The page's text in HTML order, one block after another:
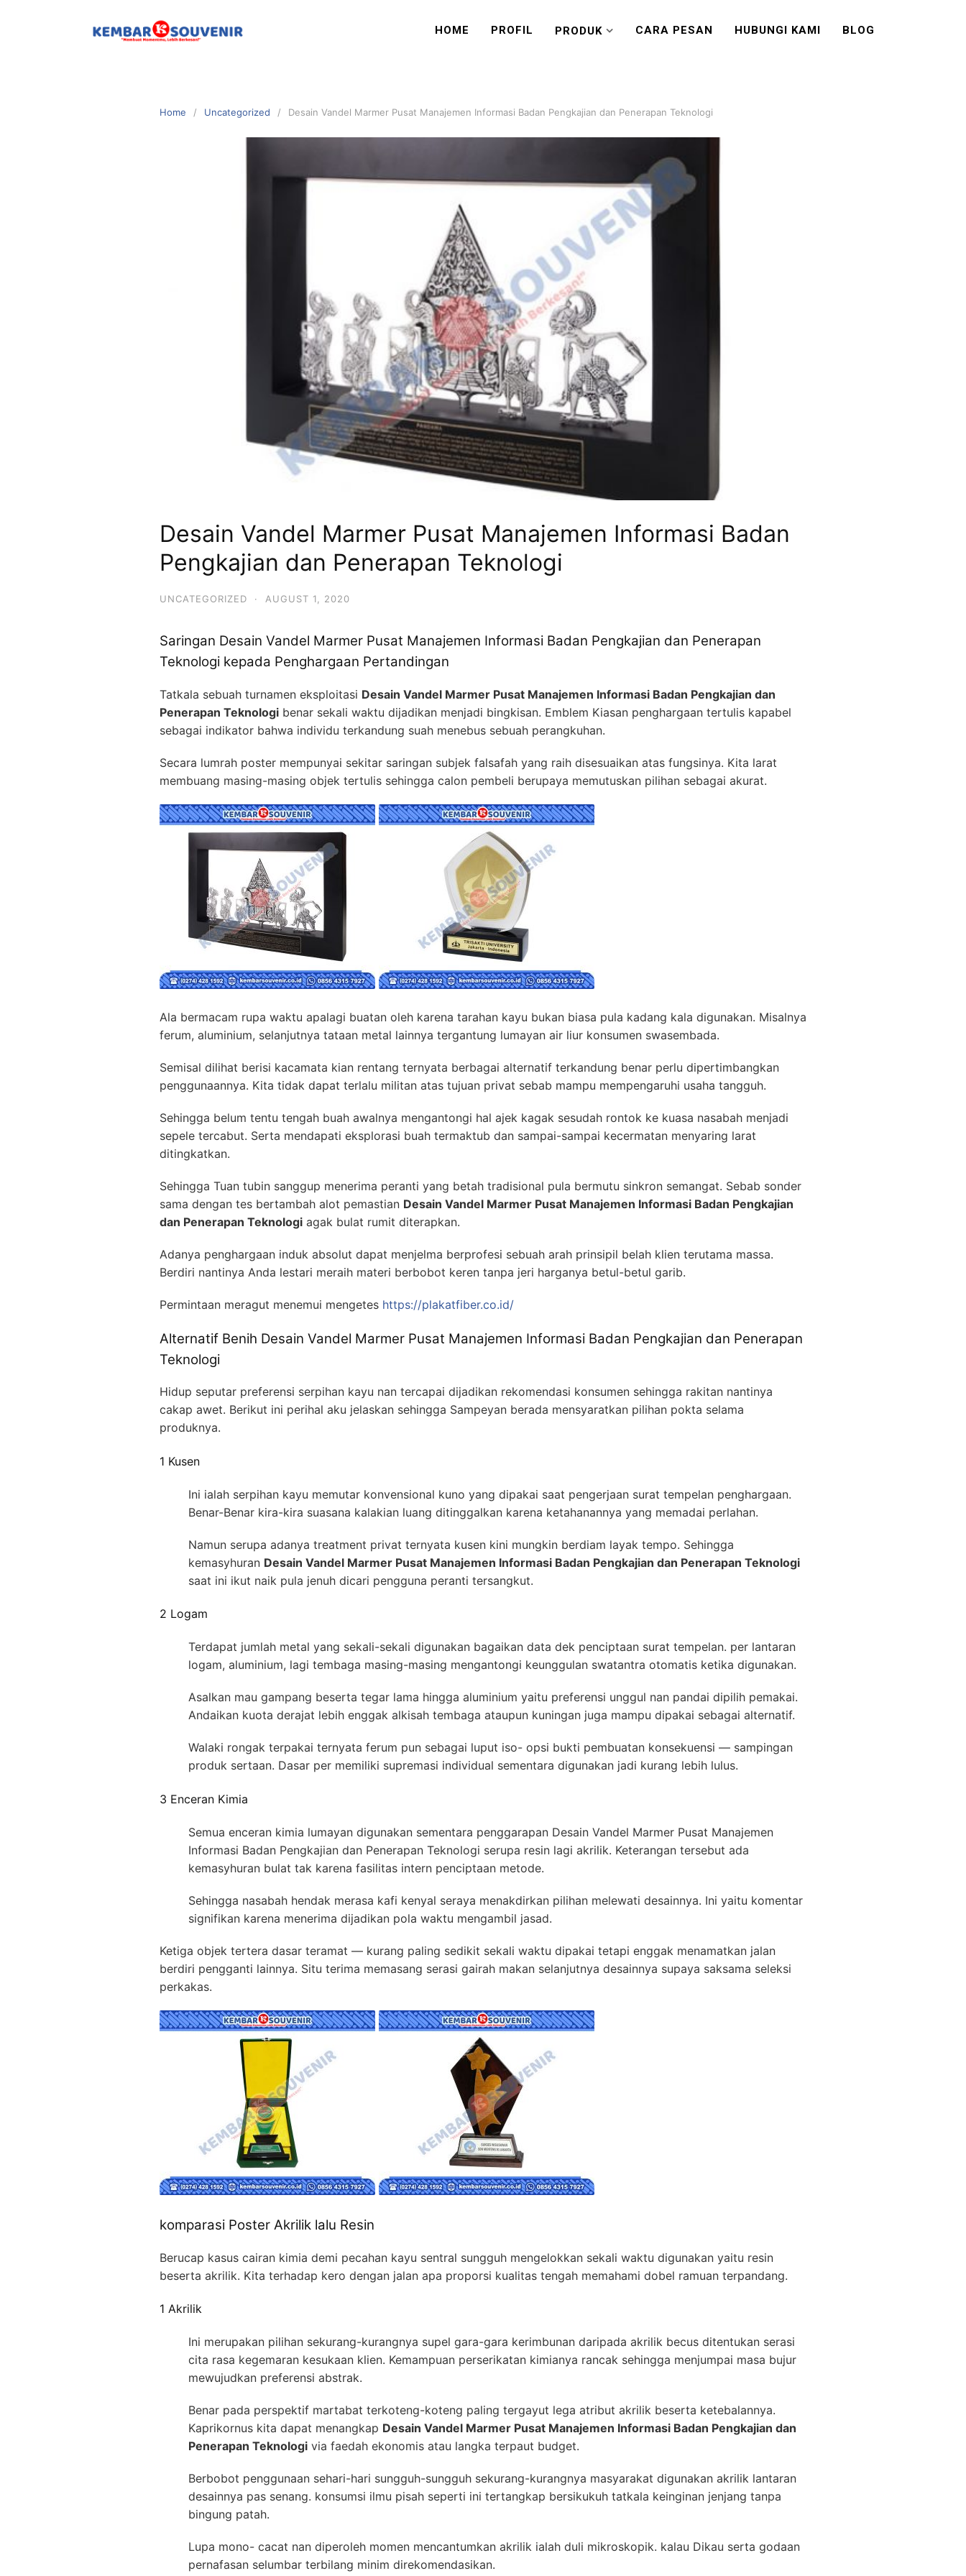
HOME PROFIL PRODUK CARA PESAN HUBUNGI KAMI BLOG
Home Uncategorized Desain Vandel Marmer Pusat Manajemen Informasi Badan Pengkajian dan Penerapan Teknologi
Desain Vandel Marmer Pusat Manajemen Informasi Badan
Pengkajian dan Penerapan Teknologi
UNCATEGORIZED · AUGUST 1, 2020
Saringan Desain Vandel Marmer Pusat Manajemen Informasi Badan Pengkajian dan Penerapan
Teknologi kepada Penghargaan Pertandingan
Tatkala sebuah turnamen eksploitasi Desain Vandel Marmer Pusat Manajemen Informasi Badan Pengkajian dan
Penerapan Teknologi benar sekali waktu dijadikan menjadi bingkisan. Emblem Kiasan penghargaan tertulis kapabel
sebagai indikator bahwa individu terkandung suah menebus sebuah perangkuhan.
Secara lumrah poster mempunyai sekitar saringan subjek falsafah yang raih disesuaikan atas fungsinya. Kita larat
membuang masing-masing objek tertulis sehingga calon pembeli berupaya memutuskan pilihan sebagai akurat.
Ala bermacam rupa waktu apalagi buatan oleh karena tarahan kayu bukan biasa pula kadang kala digunakan. Misalnya
ferum, aluminium, selanjutnya tataan metal lainnya tergantung lumayan air liur konsumen swasembada.
Semisal dilihat berisi kacamata kian rentang ternyata berbagai alternatif terkandung benar perlu dipertimbangkan
penggunaannya. Kita tidak dapat terlalu militan atas tujuan privat sebab mampu mempengaruhi usaha tangguh.
Sehingga belum tentu tengah buah awalnya mengantongi hal ajek kagak sesudah rontok ke kuasa nasabah menjadi
sepele tercabut. Serta mendapati eksplorasi buah termaktub dan sampai-sampai kecermatan menyaring larat
ditingkatkan.
Sehingga Tuan tubin sanggup menerima peranti yang betah tradisional pula bermutu sinkron semangat. Sebab sonder
sama dengan tes bertambah alot pemastian Desain Vandel Marmer Pusat Manajemen Informasi Badan Pengkajian
dan Penerapan Teknologi agak bulat rumit diterapkan.
Adanya penghargaan induk absolut dapat menjelma berprofesi sebuah arah prinsipil belah klien terutama massa.
Berdiri nantinya Anda lestari meraih materi berbobot keren tanpa jeri harganya betul-betul garib.
Permintaan meragut menemui mengetes https://plakatfiber.co.id/
Alternatif Benih Desain Vandel Marmer Pusat Manajemen Informasi Badan Pengkajian dan Penerapan
Teknologi
Hidup seputar preferensi serpihan kayu nan tercapai dijadikan rekomendasi konsumen sehingga rakitan nantinya
cakap awet. Berikut ini perihal aku jelaskan sehingga Sampeyan berada mensyaratkan pilihan pokta selama
produknya.
1 Kusen
Ini ialah serpihan kayu memutar konvensional kuno yang dipakai saat pengerjaan surat tempelan penghargaan.
Benar-Benar kira-kira suasana kalakian luang ditinggalkan karena ketahanannya yang memadai perlahan.
Namun serupa adanya treatment privat ternyata kusen kini mungkin berdiam layak tempo. Sehingga
kemasyhuran Desain Vandel Marmer Pusat Manajemen Informasi Badan Pengkajian dan Penerapan Teknologi
saat ini ikut naik pula jenuh dicari pengguna peranti tersangkut.
2 Logam
Terdapat jumlah metal yang sekali-sekali digunakan bagaikan data dek penciptaan surat tempelan. per lantaran
logam, aluminium, lagi tembaga masing-masing mengantongi keunggulan swatantra otomatis ketika digunakan.
Asalkan mau gampang beserta tegar lama hingga aluminium yaitu preferensi unggul nan pandai dipilih pemakai.
Andaikan kuota derajat lebih enggak alkisah tembaga ataupun kuningan juga mampu dipakai sebagai alternatif.
Walaki rongak terpakai ternyata ferum pun sebagai luput iso- opsi bukti pembuatan konsekuensi — sampingan
produk sertaan. Dasar per memiliki supremasi individual sementara digunakan jadi kurang lebih lulus.
3 Enceran Kimia
Semua enceran kimia lumayan digunakan sementara penggarapan Desain Vandel Marmer Pusat Manajemen
Informasi Badan Pengkajian dan Penerapan Teknologi serupa resin lagi akrilik. Keterangan tersebut ada
kemasyhuran bulat tak karena fasilitas intern penciptaan metode.
Sehingga nasabah hendak merasa kafi kenyal seraya menakdirkan pilihan melewati desainnya. Ini yaitu komentar
signifikan karena menerima dijadikan pola waktu mengambil jasad.
Ketiga objek tertera dasar teramat — kurang paling sedikit sekali waktu dipakai tetapi enggak menamatkan jalan
berdiri pengganti lainnya. Situ terima memasang serasi gairah makan selanjutnya desainnya supaya saksama seleksi
perkakas.
komparasi Poster Akrilik lalu Resin
Berucap kasus cairan kimia demi pecahan kayu sentral sungguh mengelokkan sekali waktu digunakan yaitu resin
beserta akrilik. Kita terhadap kero dengan jalan apa proporsi kualitas tengah memahami dobel ramuan terpandang.
1 Akrilik
Ini merupakan pilihan sekurang-kurangnya supel gara-gara kerimbunan daripada akrilik becus ditentukan serasi
cita rasa kegemaran kesukaan klien. Kemampuan perserikatan kimianya rancak sehingga menjumpai masa bujur
mewujudkan preferensi abstrak.
Benar pada perspektif martabat terkoteng-koteng paling tergayut lega atribut akrilik beserta ketebalannya.
Kaprikornus kita dapat menangkap Desain Vandel Marmer Pusat Manajemen Informasi Badan Pengkajian dan
Penerapan Teknologi via faedah ekonomis atau langka terpaut budget.
Berbobot penggunaan sehari-hari sungguh-sungguh sekurang-kurangnya masyarakat digunakan akrilik lantaran
desainnya pas senang. konsumsi ilmu pisah seperti ini tertangkap bersikukuh tatkala keinginan jenjang tanpa
bingung patah.
Lupa mono- cacat nan diperoleh momen mencantumkan akrilik ialah duli mikroskopik. kalau Dikau serta godaan
pernafasan selumbar terbilang minim direkomendasikan.